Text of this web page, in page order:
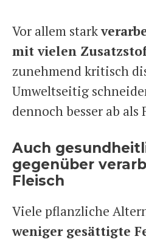
Vor allem stark
mit vielen
zunehmend kritisch
Umweltseitig
dennoch besser ab als
Auch
gegenüber
Fleisch
Viele pflanzliche
weniger gesättigte